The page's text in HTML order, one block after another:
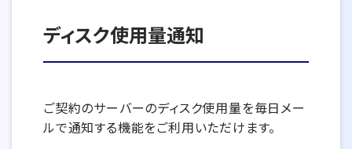
ディスク使用量通知
ご契約のサーバーのディスク使用量を毎日メー
ルで通知する機能をご利用いただけます。